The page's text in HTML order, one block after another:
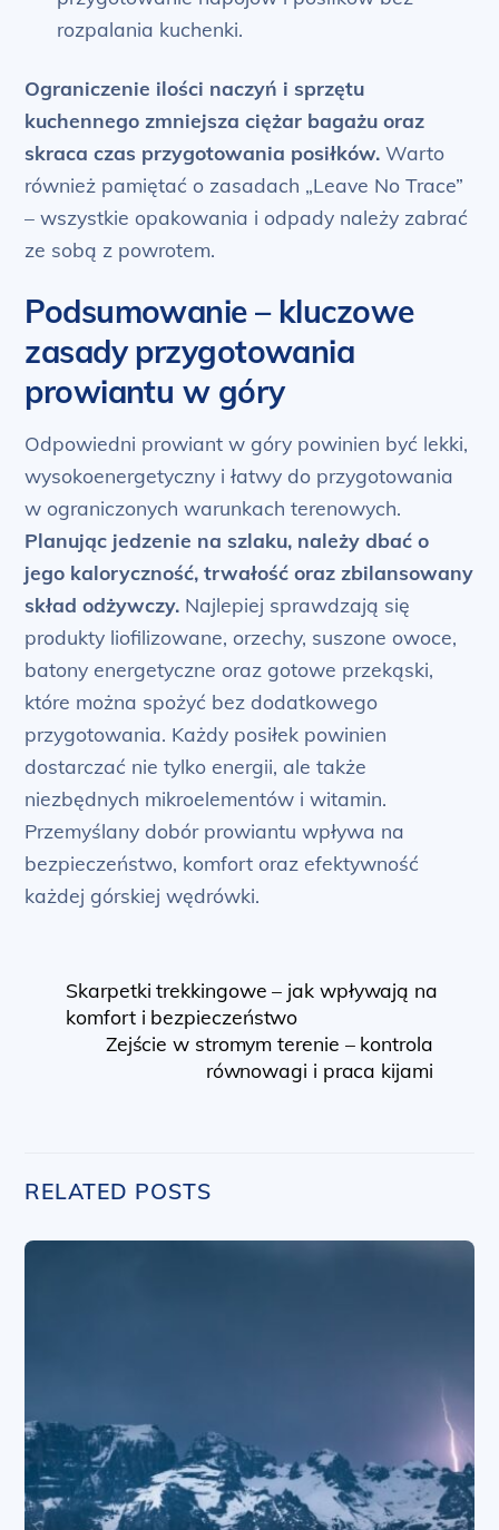
rozpalania kuchenki.
Ograniczenie ilości naczyń i sprzętu
kuchennego zmniejsza ciężar bagażu oraz
skraca czas przygotowania posiłków. Warto
również pamiętać o zasadach „Leave No Trace”
– wszystkie opakowania i odpady należy zabrać
ze sobą z powrotem.
Podsumowanie – kluczowe
zasady przygotowania
prowiantu w góry
Odpowiedni prowiant w góry powinien być lekki,
wysokoenergetyczny i łatwy do przygotowania
w ograniczonych warunkach terenowych.
Planując jedzenie na szlaku, należy dbać o
jego kaloryczność, trwałość oraz zbilansowany
skład odżywczy. Najlepiej sprawdzają się
produkty liofilizowane, orzechy, suszone owoce,
batony energetyczne oraz gotowe przekąski,
które można spożyć bez dodatkowego
przygotowania. Każdy posiłek powinien
dostarczać nie tylko energii, ale także
niezbędnych mikroelementów i witamin.
Przemyślany dobór prowiantu wpływa na
bezpieczeństwo, komfort oraz efektywność
każdej górskiej wędrówki.
Skarpetki trekkingowe – jak wpływają na
komfort i bezpieczeństwo
Zejście w stromym terenie – kontrola
równowagi i praca kijami
RELATED POSTS